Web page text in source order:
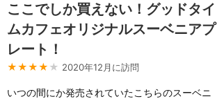
ここでしか買えない！グッドタイ
ムカフェオリジナルスーベニアプ
レート！
★★★★ ★ 2020年12月に訪問
いつの間にか発売されていたこちらのスーベニ